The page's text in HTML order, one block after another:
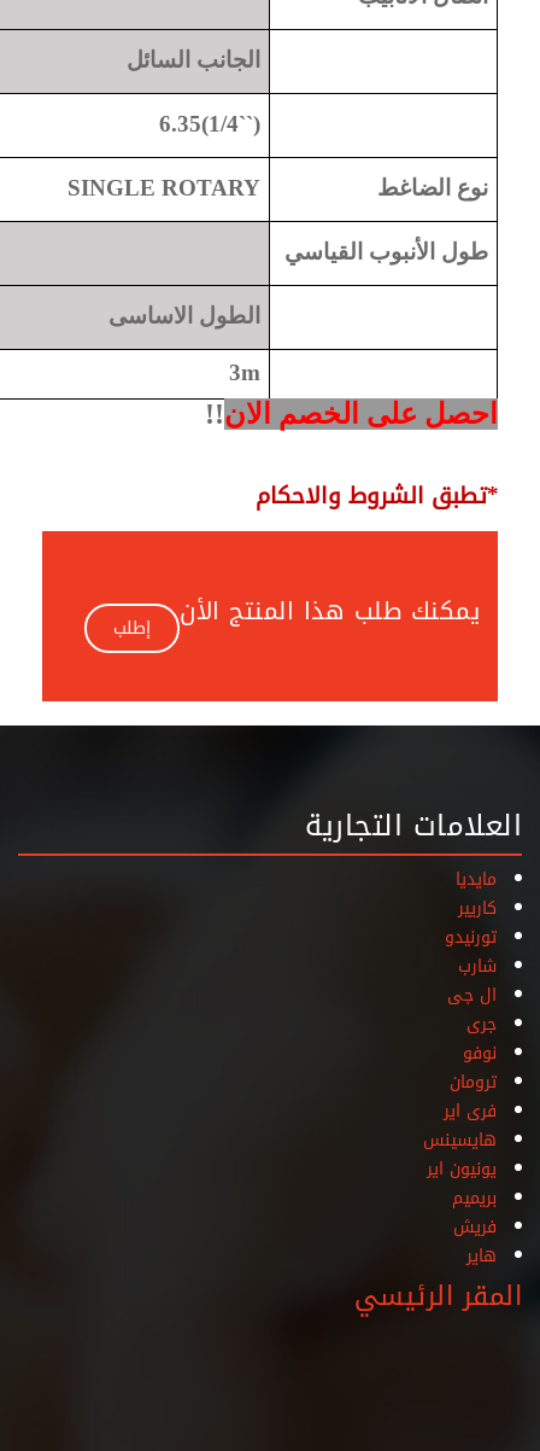
الجانب السائل
6.35(1/4``)
نوع الضاغط SINGLE ROTARY
طول الأنبوب القياسي
الطول الاساسى
3m
احصل على الخصم الان!!
*تطبق الشروط والاحكام
يمكنك طلب هذا المنتج الأن إطلب
العلامات التجارية
مايديا
كاريير
تورنيدو
شارب
ال جى
جرى
نوفو
ترومان
فرى اير
هايسينس
يونيون اير
بريميم
فريش
هاير
المقر الرئيسي